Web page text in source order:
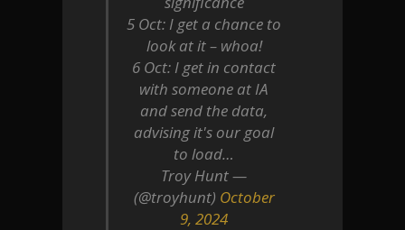
5 Oct: I get a chance to
look at it – whoa!
6 Oct: I get in contact
with someone at IA
and send the data,
advising it's our goal
to load…
— Troy Hunt
(@troyhunt) October
9, 2024